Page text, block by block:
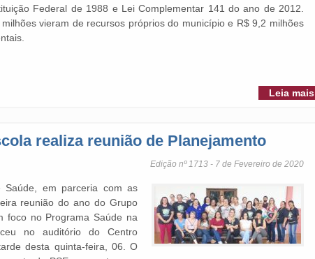
Federal de 1988 e Lei Complementar 141 do ano de 2012.
vieram de recursos próprios do município e R$ 9,2 milhões
Leia mais
realiza reunião de Planejamento
Edição nº 1713 - 7 de Fevereiro de 2020
em parceria com as
reunião do ano do Grupo
foco no Programa Saúde na
no auditório do Centro
desta quinta-feira, 06. O